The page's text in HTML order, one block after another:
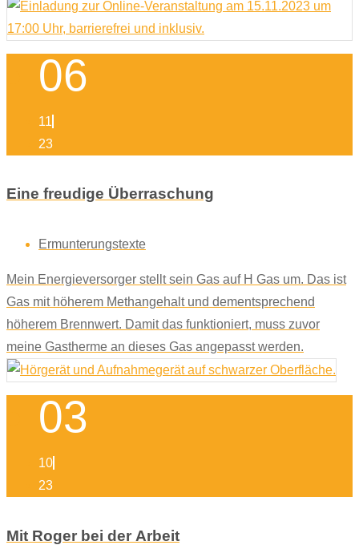
06
11
23
Eine freudige Überraschung
Ermunterungstexte
Mein Energieversorger stellt sein Gas auf H Gas um. Das ist
Gas mit höherem Methangehalt und dementsprechend
höherem Brennwert. Damit das funktioniert, muss zuvor
meine Gastherme an dieses Gas angepasst werden.
03
10
23
Mit Roger bei der Arbeit